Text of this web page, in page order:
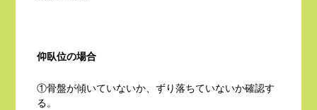
仰臥位の場合
①骨盤が傾いていないか、ずり落ちていないか確認す
る。